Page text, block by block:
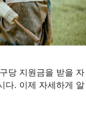
당 지원금을 받을 자
다. 이제 자세하게 알